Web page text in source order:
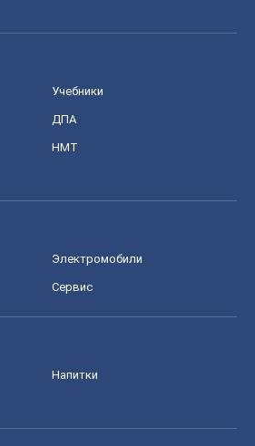
Учебники
ДПА
НМТ
Электромобили
Сервис
Напитки